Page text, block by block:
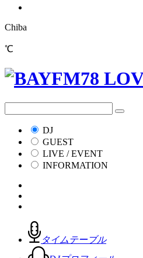
Chiba
℃
DJ
GUEST
LIVE / EVENT
INFORMATION
タイムテーブル